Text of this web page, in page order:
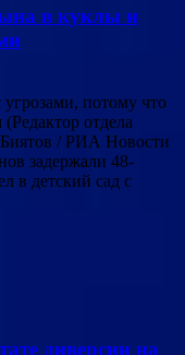
в куклы и
потому что
отдела
/ РИА Новости
задержали 48-
в детский сад с
диверсии на